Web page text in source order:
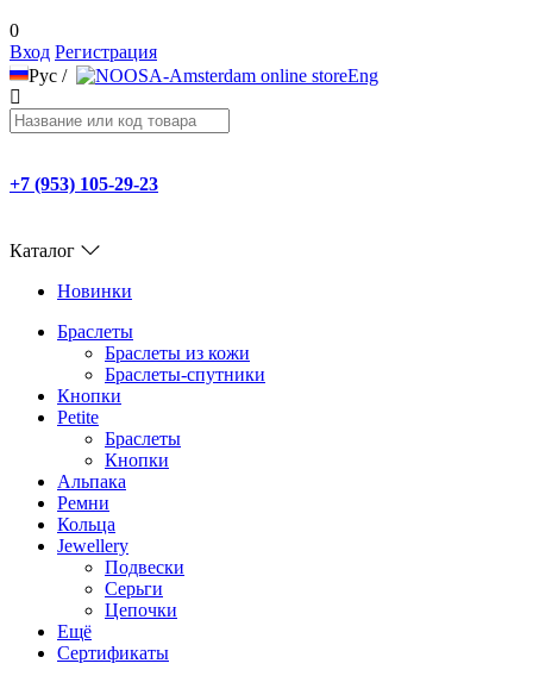
0
Вход Регистрация
Рус / Eng
+7 (953) 105-29-23
Каталог
Новинки
Браслеты
Браслеты из кожи
Браслеты-спутники
Кнопки
Petite
Браслеты
Кнопки
Альпака
Ремни
Кольца
Jewellery
Подвески
Серьги
Цепочки
Ещё
Сертификаты